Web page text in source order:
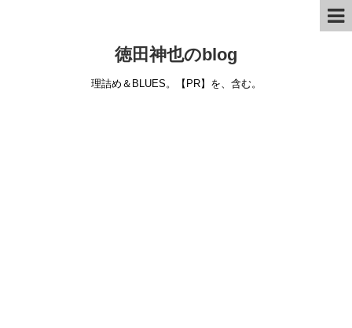
徳田神也のblog
理詰め＆BLUES。【PR】を、含む。